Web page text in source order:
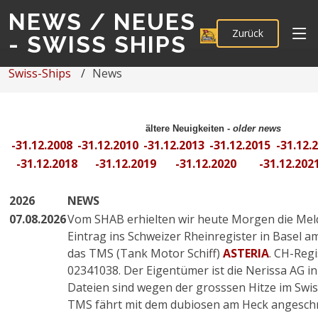
NEWS / NEUES
- SWISS SHIPS
Zurück
Swiss-Ships News
ältere Neuigkeiten - older news
-31.12.2008 -31.12.2010 -31.12.2013 -31.12.2015 -
-31.12.2018
-31.12.2019 -31.12.2020 -
2026
NEWS
07.08.2026Vom SHAB erhielten wir heute Morgen die
Eintrag ins Schweizer Rheinregister in Basel
das TMS (Tank Motor Schiff) ASTERIA. CH-
02341038. Der Eigentümer ist die Nerissa AG
Dateien sind wegen der grosssen Hitze im
TMS fährt mit dem dubiosen am Heck